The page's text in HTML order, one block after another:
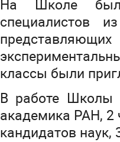
На Школе
специалистов
классы были
В работе Школы
академика РАН, 2
кандидатов наук,